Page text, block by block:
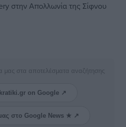
στην Απολλωνία της Σίφνου
μας στα αποτελέσματα αναζήτησης
on Google ↗
στο Google News ★ ↗